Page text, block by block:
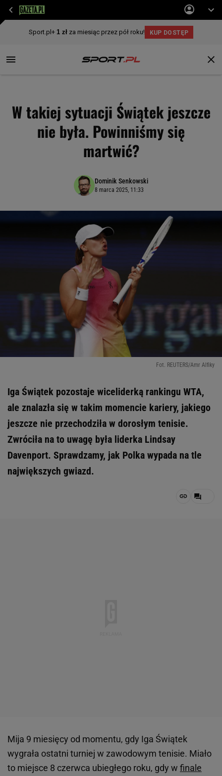
W takiej sytuacji Świątek jeszcze
nie była. Powinniśmy się
martwić?
Dominik Senkowski
8 marca 2025, 11:33
Fot. REUTERS/Amr Alfiky
Iga Świątek pozostaje wiceliderką rankingu WTA,
ale znalazła się w takim momencie kariery, jakiego
jeszcze nie przechodziła w dorosłym tenisie.
Zwróciła na to uwagę była liderka Lindsay
Davenport. Sprawdzamy, jak Polka wypada na tle
największych gwiazd.
Mija 9 miesięcy od momentu, gdy Iga Świątek
wygrała ostatni turniej w zawodowym tenisie. Miało
to miejsce 8 czerwca ubiegłego roku, gdy w finale